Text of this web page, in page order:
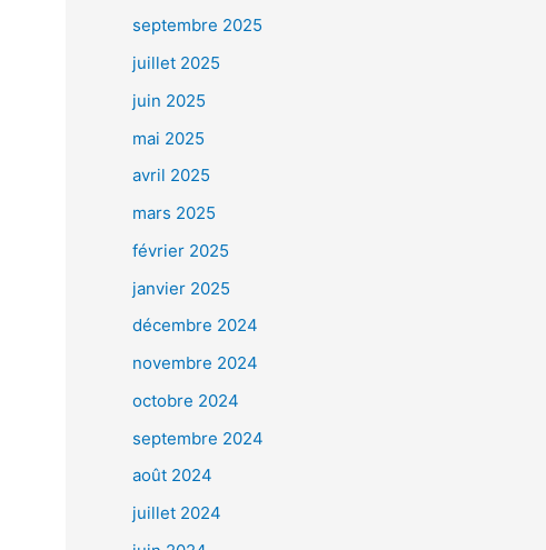
septembre 2025
juillet 2025
juin 2025
mai 2025
avril 2025
mars 2025
février 2025
janvier 2025
décembre 2024
novembre 2024
octobre 2024
septembre 2024
août 2024
juillet 2024